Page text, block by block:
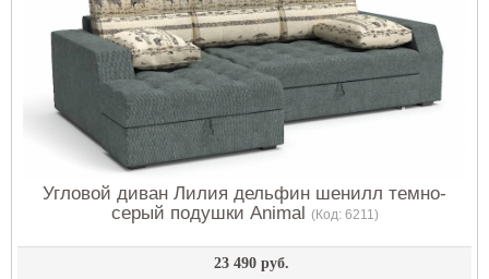
Угловой диван Лилия дельфин шенилл темно-
серый подушки Animal (Код: 6211)
23 490 руб.